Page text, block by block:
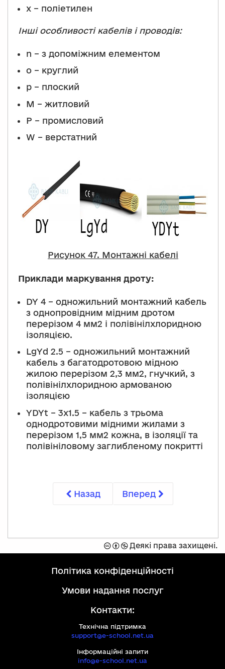
x – поліетилен
Інші особливості кабелів і проводів:
n – з допоміжним елементом
o – круглий
p – плоский
М – житловий
P – промисловий
W – верстатний
Рисунок 47. Монтажні кабелі
Приклади маркування дроту:
DY 4 – одножильний монтажний кабель
з однопровідним мідним дротом
перерізом 4 мм2 і полівінілхлоридною
ізоляцією.
LgYd 2.5 – одножильний монтажний
кабель з багатодротовою мідною
жилою перерізом 2,3 мм2, гнучкий, з
полівінілхлоридною армованою
ізоляцією
YDYt – 3x1.5 – кабель з трьома
однодротовими мідними жилами з
перерізом 1,5 мм2 кожна, в ізоляції та
полівініловому заглибленому покритті
Назад Вперед
Захищено
ліцензією
Commons
умовах:
Спроможність
Не
комерційний
Деякі права захищені.
політика конфіденційності
умови надання послуг
Контакти:
Технічна підтримка
support@e-school.net.ua
Інформаційні запити
info@e-school.net.ua